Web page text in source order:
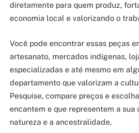
diretamente para quem produz,
economia local e valorizando o
Você pode encontrar essas peças
artesanato, mercados indígenas,
especializadas e até mesmo em
departamento que valorizam a
Pesquise, compare preços e
encantem e que representem a sua
natureza e a ancestralidade.